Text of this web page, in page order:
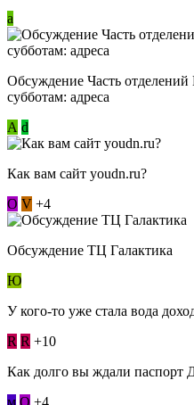
a
Обсуждение Часть
субботам: адреса
А d
Как вам сайт youdn.ru?
О V +4
Обсуждение ТЦ Галактика
Ю
У кого-то уже стала вода
R R +10
Как долго вы ждали
м О +4